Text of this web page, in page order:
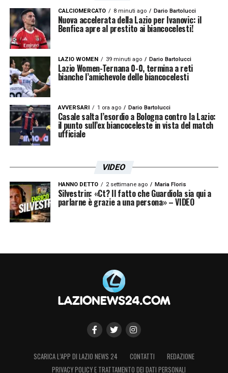
CALCIOMERCATO 8 minuti ago Dario Bartolucci
Nuova accelerata della Lazio per Ivanovic: il
Benfica apre al prestito ai biancocelesti!
LAZIO WOMEN 39 minuti ago Dario Bartolucci
Lazio Women-Ternana 0-0, termina a reti
bianche l’amichevole delle biancocelesti
AVVERSARI 1 ora ago Dario Bartolucci
Casale salta l’esordio a Bologna contro la Lazio:
il punto sull’ex biancoceleste in vista del match
ufficiale
VIDEO
HANNO DETTO 2 settimane ago Maria Floris
Silvestrin: «Ct? Il fatto che Guardiola sia qui a
parlarne è grazie a una persona» – VIDEO
SCARICA L’APP DI LAZIO NEWS 24 CONTATTI
REDAZIONE
PRIVACY POLICY E TRATTAMENTO DEI DATI PERSONALI